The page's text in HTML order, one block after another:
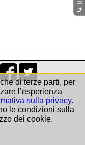
⤷
di terze parti, per
l’esperienza
sulla privacy.
le condizioni sulla
dei cookie.